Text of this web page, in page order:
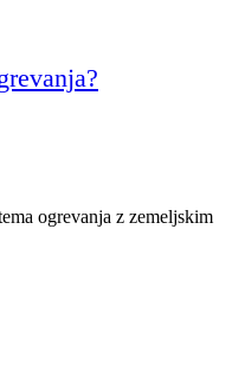
ogrevanja z zemeljskim